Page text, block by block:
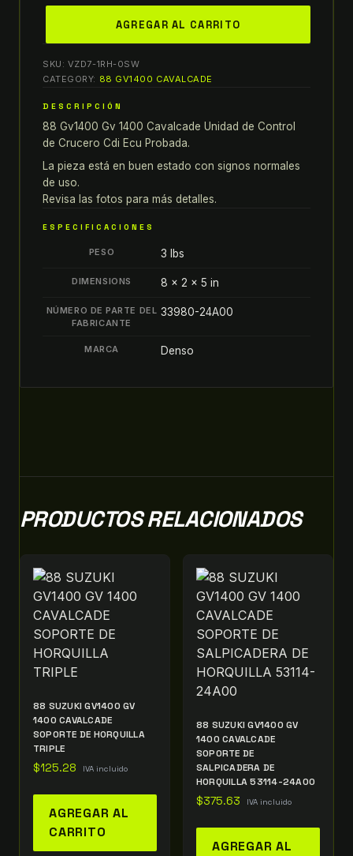
GV
CAVALCADE
UNIDAD
DE
CONTROL
DE
CRUCERO
CDI
quantity
AGREGAR AL CARRITO
SKU: VZD7-1RH-0SW
CATEGORY: 88 GV1400 CAVALCADE
DESCRIPCIÓN
88 Gv1400 Gv 1400 Cavalcade Unidad de Control
de Crucero Cdi Ecu Probada.
La pieza está en buen estado con signos normales
de uso.
Revisa las fotos para más detalles.
ESPECIFICACIONES
PESO 3 lbs
DIMENSIONS 8 × 2 × 5 in
NÚMERO DE PARTE DEL
FABRICANTE
33980-24A00
MARCA Denso
PRODUCTOS RELACIONADOS
88 SUZUKI GV1400 GV
1400 CAVALCADE
SOPORTE DE HORQUILLA
TRIPLE
$125.28 IVA incluido
AGREGAR AL
CARRITO
88 SUZUKI GV1400 GV
1400 CAVALCADE
SOPORTE DE
SALPICADERA DE
HORQUILLA 53114-24A00
$375.63 IVA incluido
AGREGAR AL